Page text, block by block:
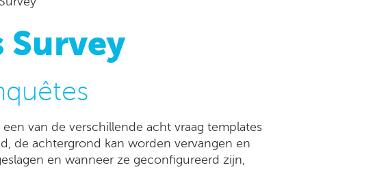
van de verschillende acht vraag templates
de achtergrond kan worden vervangen en
en wanneer ze geconfigureerd zijn,